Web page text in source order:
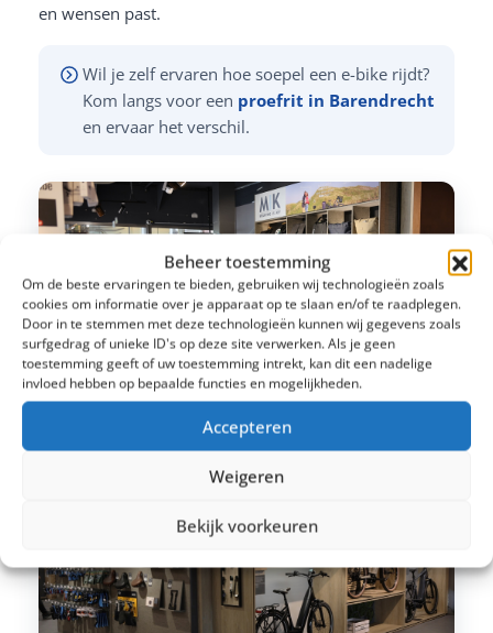
Beheer toestemming
Om de beste ervaringen te bieden, gebruiken wij technologieën zoals
cookies om informatie over je apparaat op te slaan en/of te raadplegen.
Door in te stemmen met deze technologieën kunnen wij gegevens zoals
surfgedrag of unieke ID's op deze site verwerken. Als je geen
toestemming geeft of uw toestemming intrekt, kan dit een nadelige
invloed hebben op bepaalde functies en mogelijkheden.
Accepteren
Weigeren
Bekijk voorkeuren
en wensen past.
Wil je zelf ervaren hoe soepel een e-bike rijdt?
Kom langs voor een proefrit in Barendrecht
en ervaar het verschil.